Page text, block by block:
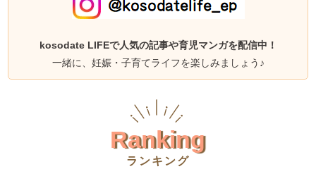
kosodate LIFEで人気の記事や育児マンガを配信中！
一緒に、妊娠・子育てライフを楽しみましょう♪
Ranking
ランキング